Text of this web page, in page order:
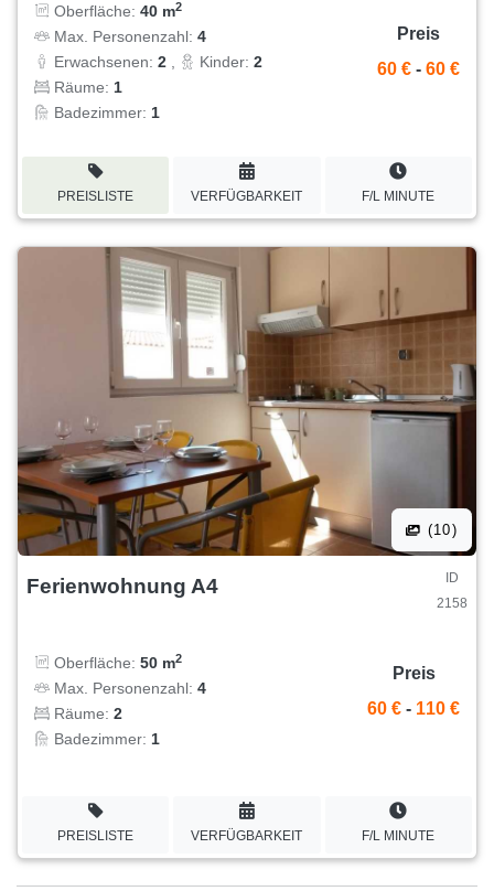
Oberfläche: 40 m2
Max. Personenzahl: 4
Erwachsenen: 2 Kinder: 2
Räume: 1
Badezimmer: 1
Preis
60 € - 60 €
PREISLISTE VERFÜGBARKEIT F/L MINUTE
(10)
Ferienwohnung A4
ID
2158
Oberfläche: 50 m2
Max. Personenzahl: 4
Räume: 2
Badezimmer: 1
Preis
60 € - 110 €
PREISLISTE VERFÜGBARKEIT F/L MINUTE